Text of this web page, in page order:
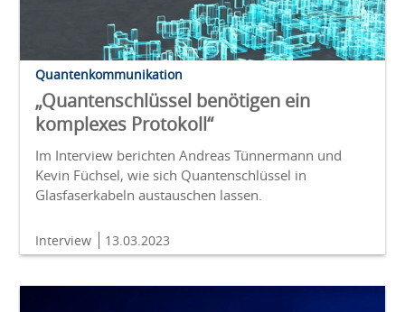
Quantenkommunikation
„Quantenschlüssel benötigen ein
komplexes Protokoll“
Im Interview berichten Andreas Tünnermann und
Kevin Füchsel, wie sich Quantenschlüssel in
Glasfaserkabeln austauschen lassen.
Interview 13.03.2023